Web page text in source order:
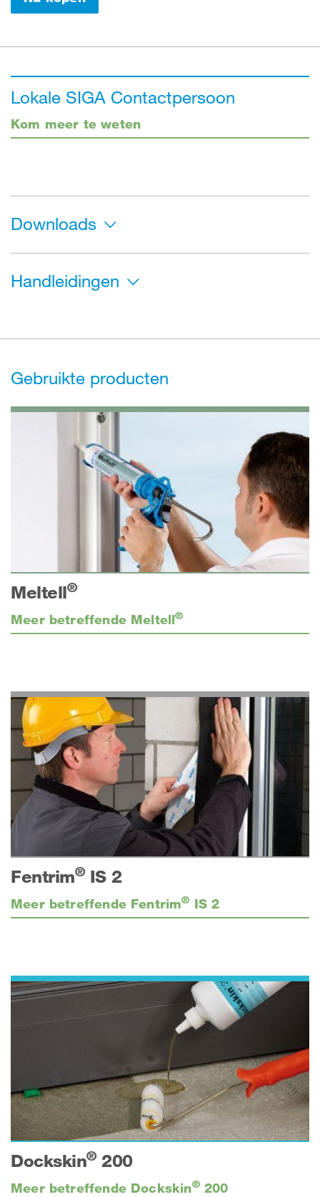
Lokale SIGA Contactpersoon
Kom meer te weten
Downloads
Handleidingen
Gebruikte producten
Meltell®
Meer betreffende Meltell®
Fentrim®IS 2
Meer betreffende Fentrim® IS 2
Dockskin®200
Meer betreffende Dockskin®200